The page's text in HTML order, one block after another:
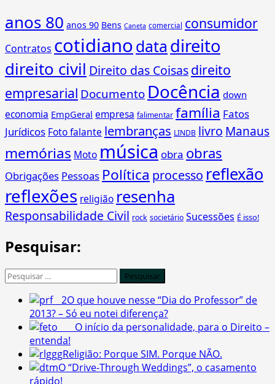
equipe,
professor?”
anos 80 anos 90 Bens Caneta comercial consumidor
Contratos cotidianodata direito
direito civil Direito das Coisasdireito
empresarial Documento Docência down
economia EmpGeral empresa falimentar família Fatos
Jurídicos Foto falante lembranças LINDB livro Manaus
memórias Moto música obra obras
Obrigações Pessoas Política processo reflexão
reflexões religião resenha
Responsabilidade Civil rock societário Sucessões É isso!
Pesquisar:
Pesquisar
O que houve nesse “Dia do Professor” de
2013? – Só eu notei diferença?
O início da personalidade, para o Direito –
entenda!
Religião: Porque SIM. Porque NÃO.
O “Drive-Through Weddings”, o casamento
rápido!